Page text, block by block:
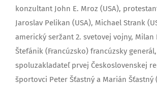
konzultant John E. Mroz (USA),
Jaroslav Pelikan (USA), Michael Strank
americký seržant 2. svetovej vojny, Milan
Štefánik (Francúzsko) francúzsky
spoluzakladateľ prvej Československej
športovci Peter Šťastný a Marián Šťastný